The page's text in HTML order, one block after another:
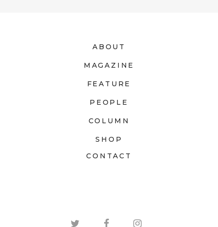
ABOUT
MAGAZINE
FEATURE
PEOPLE
COLUMN
SHOP
CONTACT